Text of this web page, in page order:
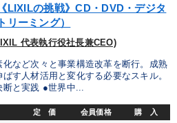
LIXILの挑戦》CD・DVD・デジタ
リーミング）
代表執行役社長兼CEO)
など次々と事業構造改革を断行。成熟
す人材活用と変化する必要なスキル。
断と実践 ●世界中...
定 価 会員価格 購 入